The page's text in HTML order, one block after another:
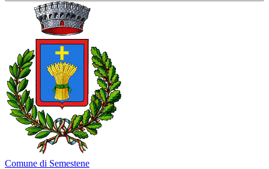
Comune di Semestene